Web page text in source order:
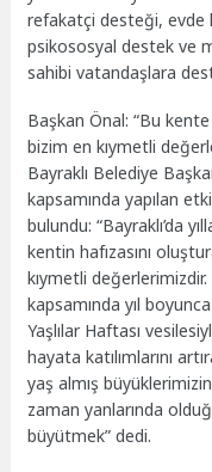
refakatçi desteği, evde
psikososyal destek ve
sahibi vatandaşlara
Başkan Önal: “Bu
bizim en kıymetli
Bayraklı Belediye
kapsamında yapılan
bulundu: “Bayraklı’da
kentin hafızasını
kıymetli değerlerimizdir.
kapsamında yıl
Yaşlılar Haftası
hayata katılımlarını
yaş almış
zaman yanlarında
büyütmek” dedi.